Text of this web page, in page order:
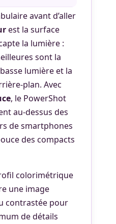
avant d’aller
est la surface
la lumière :
sont la
lumière et la
plan. Avec
, le PowerShot
au-dessus des
de smartphones
des compacts
colorimétrique
une image
contrastée pour
de détails